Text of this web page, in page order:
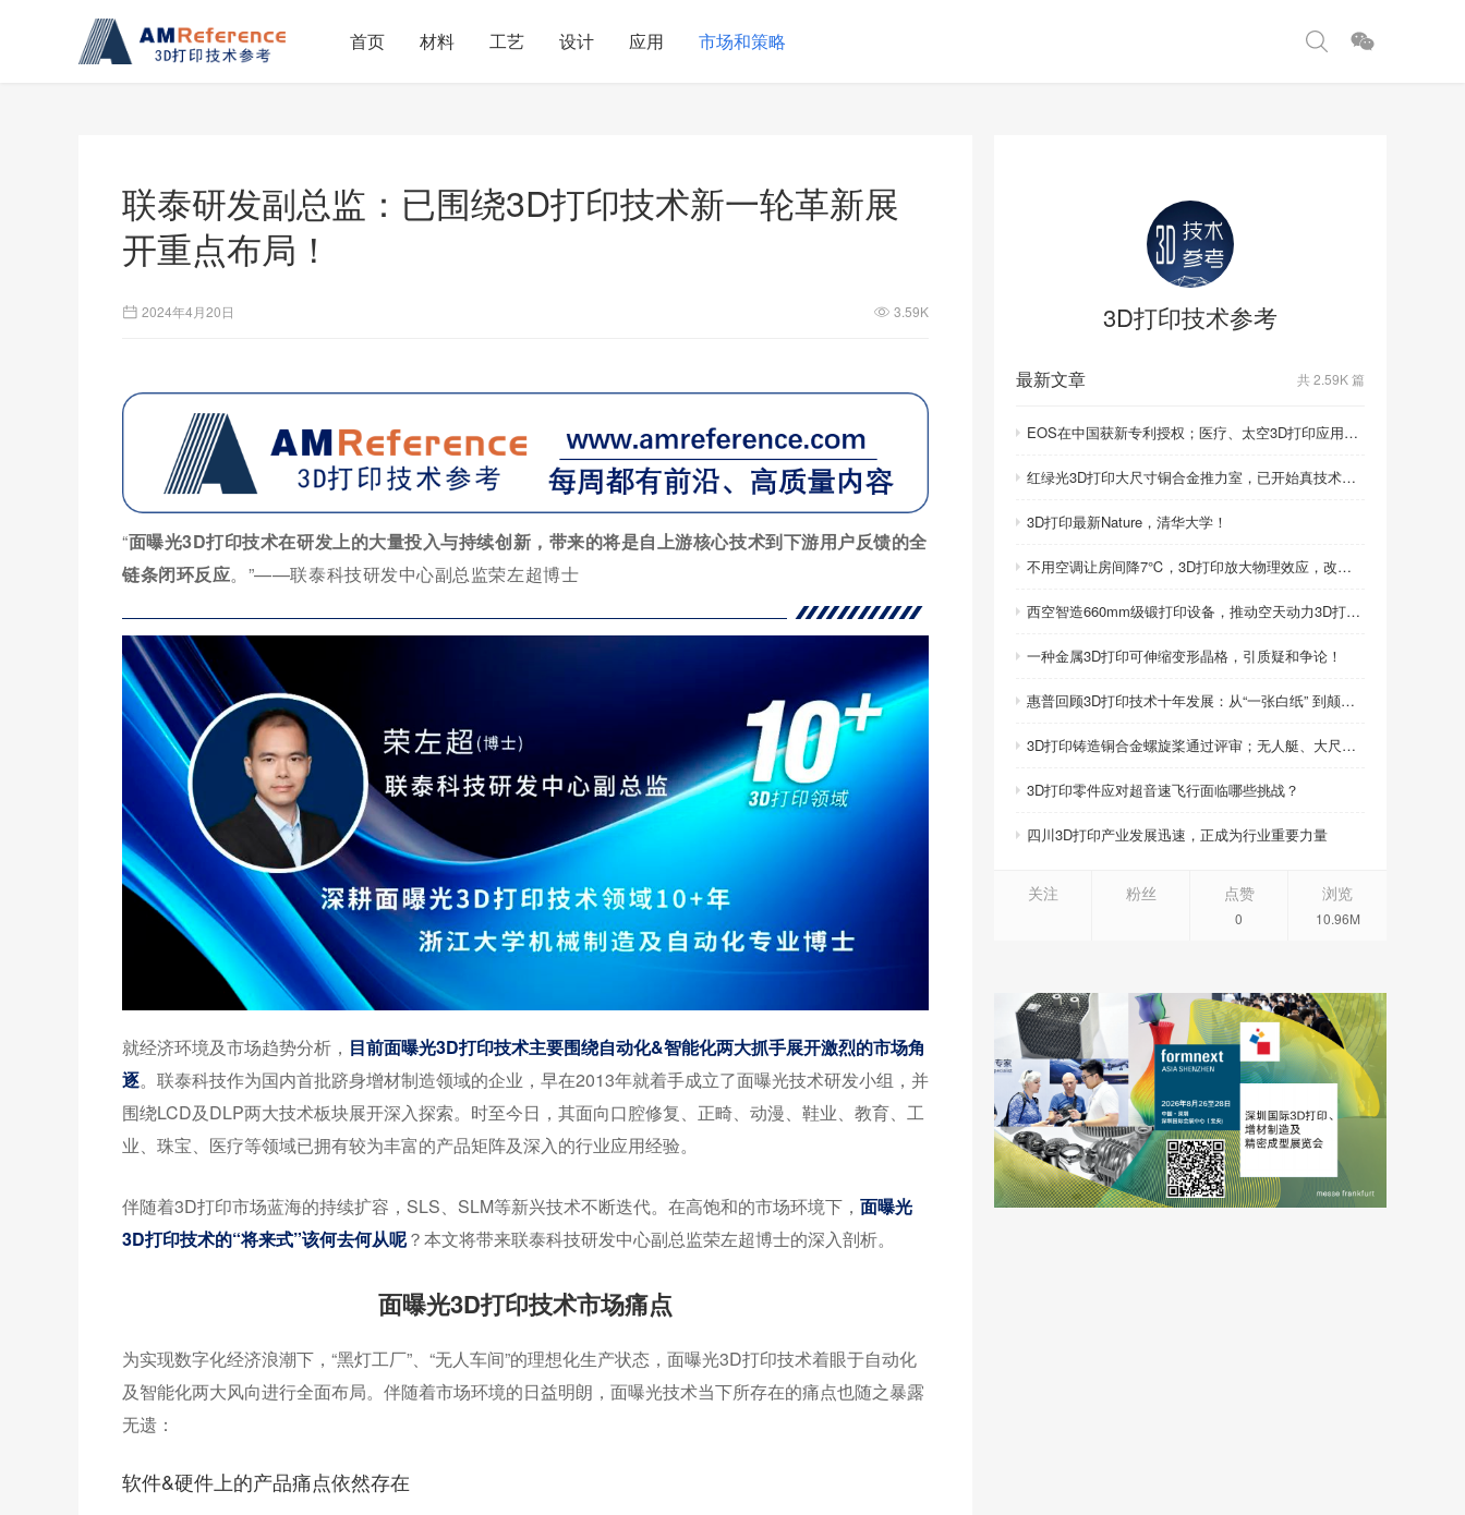
首页 材料 工艺 设计 应用 市场和策略
联泰研发副总监：已围绕3D打印技术新一轮革新展
开重点布局！
2024年4月20日 3.59K
“面曝光3D打印技术在研发上的大量投入与持续创新，带来的将是自上游核心技术到下游用户反馈的全
链条闭环反应。”——联泰科技研发中心副总监荣左超博士
就经济环境及市场趋势分析， 目前面曝光3D打印技术主要围绕自动化&智能化两大抓手展开激烈的市场角
逐。联泰科技作为国内首批跻身增材制造领域的企业，早在2013年就着手成立了面曝光技术研发小组，并
围绕LCD及DLP两大技术板块展开深入探索。时至今日，其面向口腔修复、正畸、动漫、鞋业、教育、工
业、珠宝、医疗等领域已拥有较为丰富的产品矩阵及深入的行业应用经验。
伴随着3D打印市场蓝海的持续扩容，SLS、SLM等新兴技术不断迭代。在高饱和的市场环境下， 面曝光
3D打印技术的“将来式”该何去何从呢？本文将带来联泰科技研发中心副总监荣左超博士的深入剖析。
面曝光3D打印技术市场痛点
为实现数字化经济浪潮下，“黑灯工厂”、“无人车间”的理想化生产状态，面曝光3D打印技术着眼于自动化
及智能化两大风向进行全面布局。伴随着市场环境的日益明朗，面曝光技术当下所存在的痛点也随之暴露
无遗：
软件&硬件上的产品痛点依然存在
3D打印技术参考
最新文章 共 2.59K 篇
EOS在中国获新专利授权；医疗、太空3D打印应用取得重要突破
红绿光3D打印大尺寸铜合金推力室，已开始真技术比拼！
3D打印最新Nature，清华大学！
不用空调让房间降7℃，3D打印放大物理效应，改写制冷模式
西空智造660mm级锻打印设备，推动空天动力3D打印智造升级
一种金属3D打印可伸缩变形晶格，引质疑和争论！
惠普回顾3D打印技术十年发展：从“一张白纸” 到颠覆性创新
3D打印铸造铜合金螺旋桨通过评审；无人艇、大尺寸热交换器3D打印；人民网报道两家3D打印企业
3D打印零件应对超音速飞行面临哪些挑战？
四川3D打印产业发展迅速，正成为行业重要力量
关注 粉丝 点赞
0
浏览
10.96M